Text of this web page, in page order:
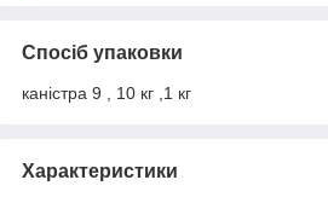
Спосіб упаковки
каністра 9 , 10 кг ,1 кг
Характеристики